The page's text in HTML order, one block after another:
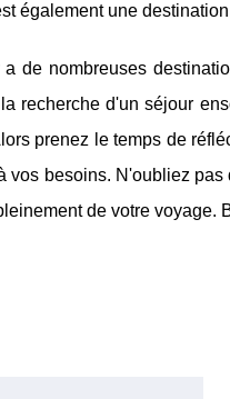
également une
de nombreuses
recherche d'un séjour
prenez le temps de
vos besoins. N'oubliez
de votre voyage.